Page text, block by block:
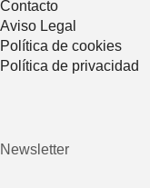
Contacto
Aviso Legal
Política de cookies
Política de privacidad
Newsletter